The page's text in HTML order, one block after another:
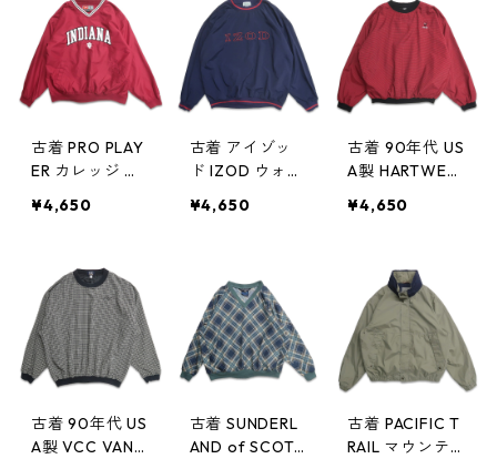
d409133n w60
417
ネイビー 表
記：L gd4091
13n w60416
ーバージャケッ
ト ポケット付
き ブラック 表
記：XL gd40
9112n w60416
古着 PRO PLAY
ER カレッジ 刺
ォームアップジ
オーバージャケ
ット ポケット
付き 表記：L
gd409037n w
60408
¥4,650
古着 アイゾッ
ド IZOD ウォー
ット プルオー
ネイビー 表
記：L gd409
036n w60408
¥4,650
古着 90年代 US
A製 HARTWELL
刺繍 千鳥格子
ット プルオー
バージャケット
表記：XL gd4
09013n w604
06
¥4,650
古着 90年代 US
A製 VCC VANT
古着 SUNDERL
AND of SCOTL
古着 PACIFIC T
RAIL マウンテ